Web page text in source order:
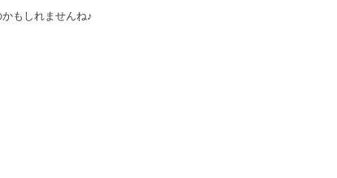
もしれませんね♪